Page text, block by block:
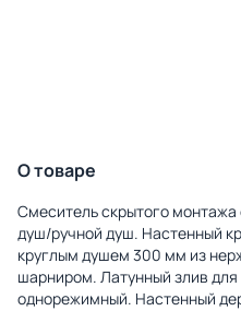
О товаре
Смеситель скрытого
душ/ручной душ. Настенный
круглым душем 300 мм из
шарниром. Латунный злив
однорежимный. Настенный